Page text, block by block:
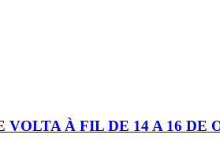
À FIL DE 14 A 16 DE